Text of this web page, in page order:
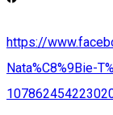
https://
Nata%C8%9Bie-